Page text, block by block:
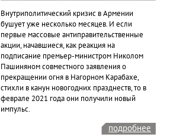
Внутриполитический кризис в Армении
бушует уже несколько месяцев. И если
первые массовые антиправительственные
акции, начавшиеся, как реакция на
подписание премьер-министром Николом
Пашиняном совместного заявления о
прекращении огня в Нагорном Карабахе,
стихли в канун новогодних празднеств, то в
феврале 2021 года они получили новый
импульс.
подробнее